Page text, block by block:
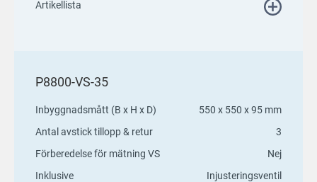
Artikellista
P8800-VS-35
Inbyggnadsmått (B x H x D)
550 x 550 x 95 mm
Antal avstick tillopp & retur
3
Förberedelse för mätning VS
Nej
Inklusive
Injusteringsventil